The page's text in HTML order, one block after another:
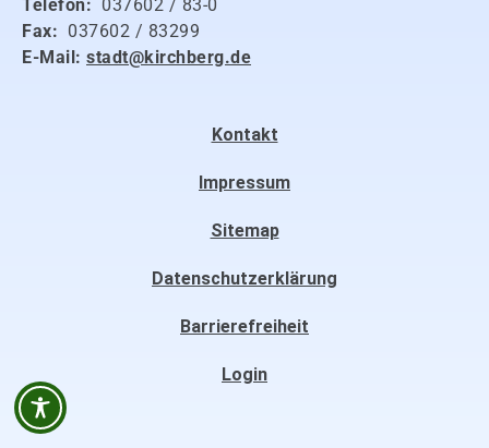
Telefon: 037602 / 83-0
Fax: 037602 / 83299
E-Mail: stadt@kirchberg.de
Kontakt
Impressum
Sitemap
Datenschutzerklärung
Barrierefreiheit
Login